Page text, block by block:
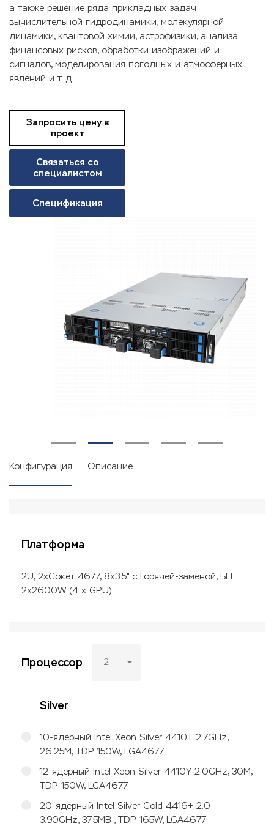
а также решение ряда прикладных задач
вычислительной гидродинамики, молекулярной
динамики, квантовой химии, астрофизики, анализа
финансовых рисков, обработки изображений и
сигналов, моделирования погодных и атмосферных
явлений и т. д.
Запросить цену в
проект
Связаться со
специалистом
Спецификация
Конфигурация Описание
Платформа
2U, 2xСокет 4677, 8x3.5" с Горячей-заменой, БП
2x2600W (4 x GPU)
Процессор 2
Silver
10-ядерный Intel Xeon Silver 4410T 2.7GHz,
26.25M, TDP 150W, LGA4677
12-ядерный Intel Xeon Silver 4410Y 2.0GHz, 30M,
TDP 150W, LGA4677
20-ядерный Intel Silver Gold 4416+ 2.0-
3.90GHz, 37.5MB , TDP 165W, LGA4677